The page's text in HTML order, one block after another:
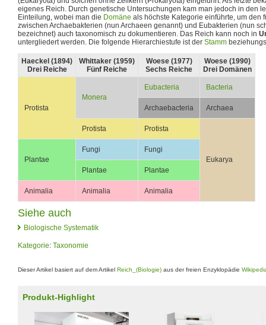
eigenes Reich. Durch genetische Untersuchungen kam man jedoch in den
Einteilung, wobei man die Domäne als höchste Kategorie einführte, um den
zwischen Archaebakterien (nun Archaeen genannt) und Eubakterien (nun
bezeichnet) auch taxonomisch zu dokumentieren. Das Reich kann noch in
untergliedert werden. Die folgende Hierarchiestufe ist der Stamm
Haeckel (1894)
Drei Reiche
Whittaker (1959)
Fünf Reiche
Woese (1977)
Sechs Reiche
Woese (1990)
Drei Domänen
Protista
Monera
Eubacteria Bacteria
Archaebacteria Archaea
Protista Protista
Eukarya
Plantae
Fungi Fungi
Plantae Plantae
Animalia Animalia Animalia
Siehe auch
Biologische Systematik
Kategorie: Taxonomie
Dieser Artikel basiert auf dem Artikel Reich_(Biologie) aus der freien Enzyklopädie
Produkt-Highlight